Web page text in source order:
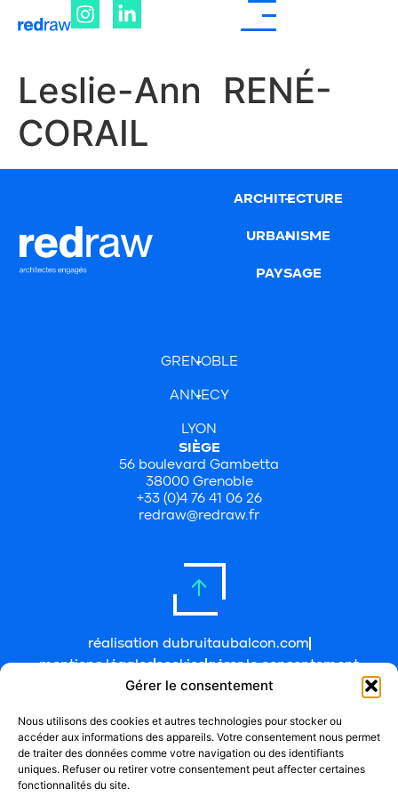
Gérer le consentement
Nous utilisons des cookies et autres technologies pour stocker ou
accéder aux informations des appareils. Votre consentement nous permet
de traiter des données comme votre navigation ou des identifiants
uniques. Refuser ou retirer votre consentement peut affecter certaines
fonctionnalités du site.
Leslie-Ann RENÉ-
CORAIL
ARCHITECTURE
URBANISME
PAYSAGE
GRENOBLE
ANNECY
LYON
SIÈGE
56 boulevard Gambetta
38000 Grenoble
+33 (0)4 76 41 06 26
redraw@redraw.fr
réalisation dubruitaubalcon.com
mentions légalescookiesgérer le consentement